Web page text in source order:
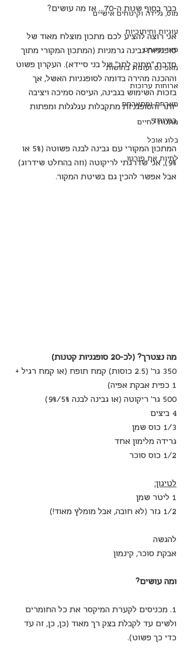
מוס, גלידה וקינוחים אישיים
עוגיות וחיתוכיות
פאי וטארט
מאפינס ועוגות בחושות
ארוחות ערוכות
מארחת ומתארחת
מתנות לחיים
בלוג אוכל
לחיות את פורטו
כבר בסוף שנות ה-70… אז מה עושים?
אני רוצה להציע לכם מתכון מוצלח מאוד של
סופגניות גבינה גרמניות (המתכון המקורי מתוך
סדרת “מתוק לחג” של בני סיידא). העקרון פשוט
וההכנה מהירה בדומה לסופגניות האשל, אך
בזכות השימוש בגבינה, העיסה סמיכה ויציבה
יותר והסופגניות מתקבלות עגלגלות ומפתות
במיוחד.
המתכון המקורי עם גבינה לבנה פשוטה (5% או
9%), אני שדרגתי לריקוטה (וזה בהחלט שידרוג)
אבל אפשר להכין גם בשיטת המקור.
מה נצטרך? (לכ-20 סופגניות קטנות)
350 גר’ (2.5 כוסות) קמח תופח (או קמח רגיל +
1 כפית אבקת אפיה)
500 גר’ ריקוטה (או גבינה לבנה 5%/9%)
4 ביצים
1/3 כוס שמן
גרידה מלימון אחד
1/2 כוס סוכר
לטיגון:
1 ליטר שמן
1/2 גזר (לא חובה, אבל מומלץ מאוד!)
להגשה
אבקת סוכר, קינמון
ומה עושים?
1. מכניסים לקערת המיקסר את כל החומרים
ולשים עד לקבלת בצק רך מאוד (כן, כן, זה עד
כדי כך פשוט).